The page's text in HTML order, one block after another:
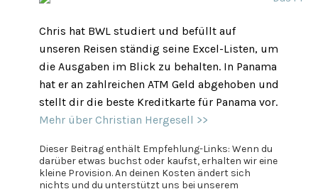
Chris hat BWL studiert und befüllt auf
unseren Reisen ständig seine Excel-Listen, um
die Ausgaben im Blick zu behalten. In Panama
hat er an zahlreichen ATM Geld abgehoben und
stellt dir die beste Kreditkarte für Panama vor.
Mehr über Christian Hergesell >>
Dieser Beitrag enthält Empfehlung-Links: Wenn du
darüber etwas buchst oder kaufst, erhalten wir eine
kleine Provision. An deinen Kosten ändert sich
nichts und du unterstützt uns bei unserem